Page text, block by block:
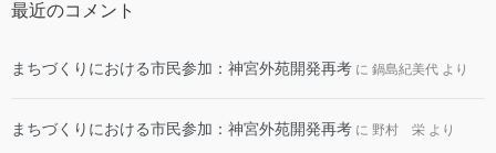
最近のコメント
まちづくりにおける市民参加：神宮外苑開発再考 に 鍋島紀美代 より
まちづくりにおける市民参加：神宮外苑開発再考 に 野村 栄 より